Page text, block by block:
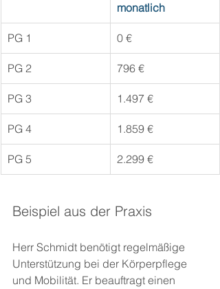
monatlich
PG 1 0 €
PG 2 796 €
PG 3 1.497 €
PG 4 1.859 €
PG 5 2.299 €
Beispiel aus der Praxis
Herr Schmidt benötigt regelmäßige
Unterstützung bei der Körperpflege
und Mobilität. Er beauftragt einen